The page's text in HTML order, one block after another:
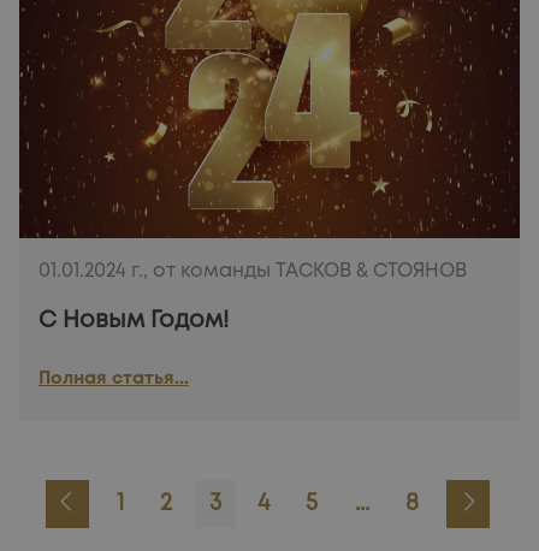
01.01.2024 г., от команды ТАСКОВ & СТОЯНОВ
С Новым Годом!
Полная статья...
2 3 4 5 ... 8